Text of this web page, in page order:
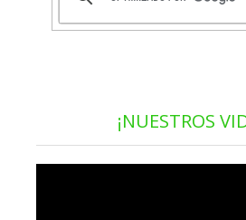
¡NUESTROS